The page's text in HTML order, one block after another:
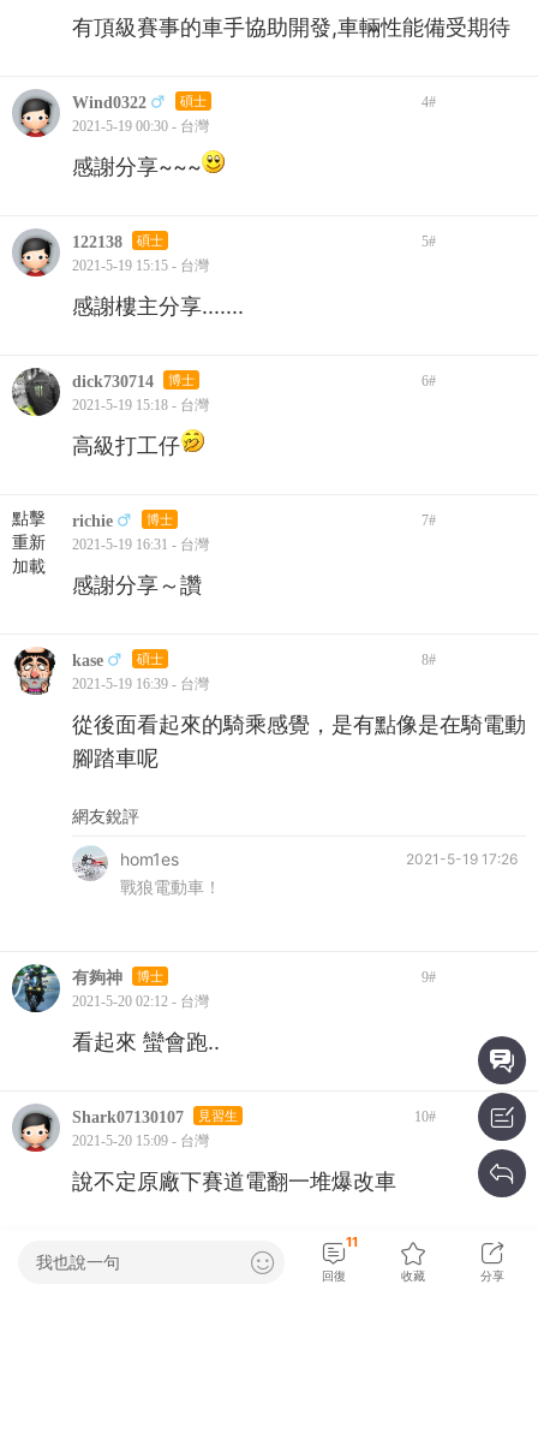
有頂級賽事的車手協助開發,車輛性能備受期待
Wind0322 碩士 4#
2021-5-19 00:30 - 台灣
感謝分享~~~
122138 碩士 5#
2021-5-19 15:15 - 台灣
感謝樓主分享.......
dick730714 博士 6#
2021-5-19 15:18 - 台灣
高級打工仔
點擊
重新
加載
richie 博士 7#
2021-5-19 16:31 - 台灣
感謝分享～讚
kase 碩士 8#
2021-5-19 16:39 - 台灣
從後面看起來的騎乘感覺，是有點像是在騎電動
腳踏車呢
網友銳評
2021-5-19 17:26
hom1es
戰狼電動車！
有夠神 博士 9#
2021-5-20 02:12 - 台灣
看起來 蠻會跑..
Shark07130107 見習生 10#
2021-5-20 15:09 - 台灣
說不定原廠下賽道電翻一堆爆改車
2021-5-20 16:57
我也說一句
回復
11
收藏 分享